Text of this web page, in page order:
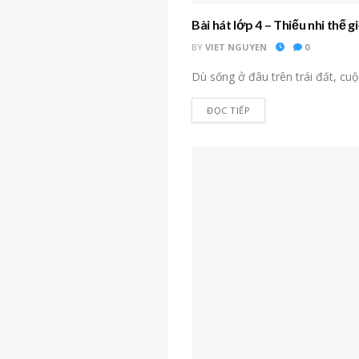
Bài hát lớp 4 – Thiếu nhi thế
BY VIET NGUYEN 0
Dù sống ở đâu trên trái đất,
ĐỌC TIẾP